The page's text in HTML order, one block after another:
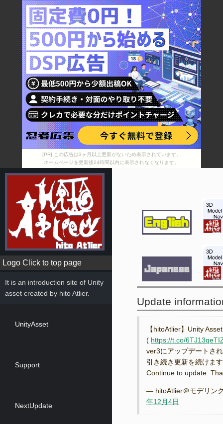
[PR] この広告は3ヶ月以上更新がないため表示されています。
ホームページを更新後24時間以内に表示されなくなります。
Logo Click to top page
It is an introduction site of Unity
asset created by hito Atlier.
UnityAsset
Support
NextUpdate
Update
【hitoAtlier】Unity
( https://t.co/
ver3にアップデートさ
引き続き更新を続けま
Continue to update.
— hitoAtlier＠モデリン
年12月4日